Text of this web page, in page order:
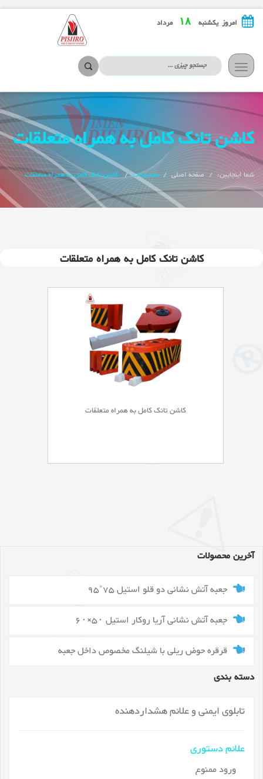
امروز یکشنبه۱۸ مرداد
تعویض
ناوبری
کاشن تانک کامل به همراه متعلقات
شما اینجایین: صفحه اصلی محصولات کاشن تانک کامل به همراه متعلقات
کاشن تانک کامل به همراه متعلقات
کاشن تانک کامل به همراه متعلقات
آخرین محصولات
جعبه آتش نشانی دو قلو استیل 75*95
جعبه آتش نشانی آریا روکار استیل ۵۰×۶۰
قرقره حوض ریلی با شیلنگ مخصوص داخل جعبه
دسته بندی
تابلوی ایمنی و علائم هشداردهنده
علائم دستوری
ورود ممنوع